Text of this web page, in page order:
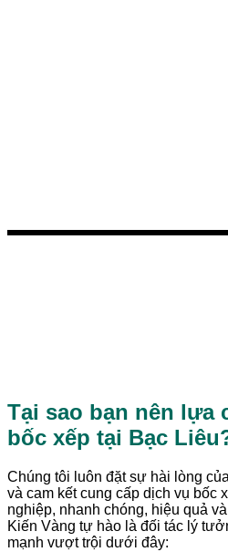
Tại sao bạn nên lựa
bốc xếp tại Bạc
Chúng tôi luôn đặt sự hài lòng
và cam kết cung cấp dịch vụ bốc
nghiệp, nhanh chóng, hiệu quả
Kiến Vàng tự hào là đối tác lý
mạnh vượt trội dưới đây: